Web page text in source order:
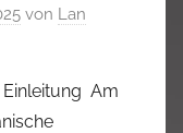
von Lan
Einleitung Am